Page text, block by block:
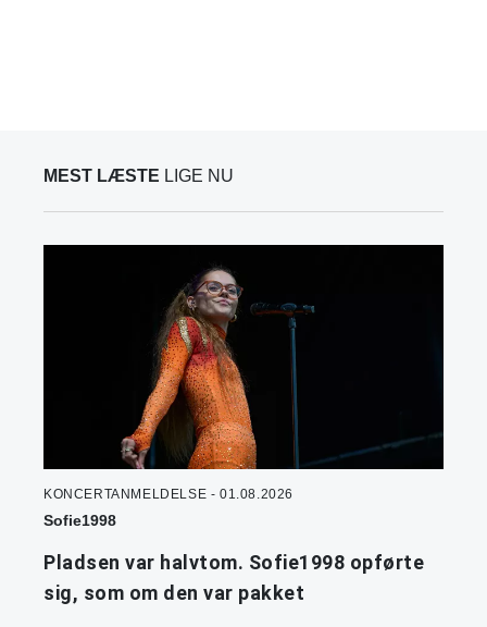
MEST LÆSTE LIGE NU
KONCERTANMELDELSE - 01.08.2026
Sofie1998
Pladsen var halvtom. Sofie1998 opførte
sig, som om den var pakket